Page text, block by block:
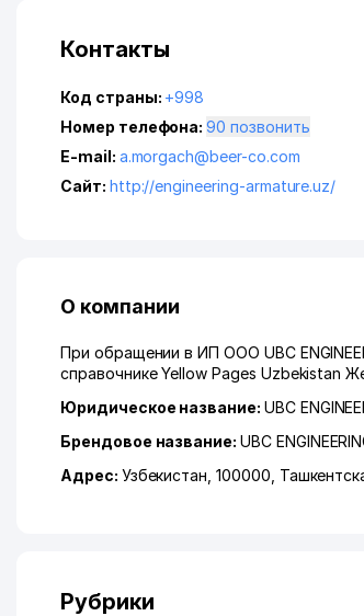
Контакты
Код страны: +998
Номер телефона:
90 позвонить
E-mail: a.morgach@beer-co.com
Сайт: http://engineering-armature.uz/
О компании
При обращении в ИП ООО UBC
справочнике Yellow Pages Uzbekistan
Юридическое название: UBC
Брендовое название: UBC
Адрес: Узбекистан, 100000,
Рубрики